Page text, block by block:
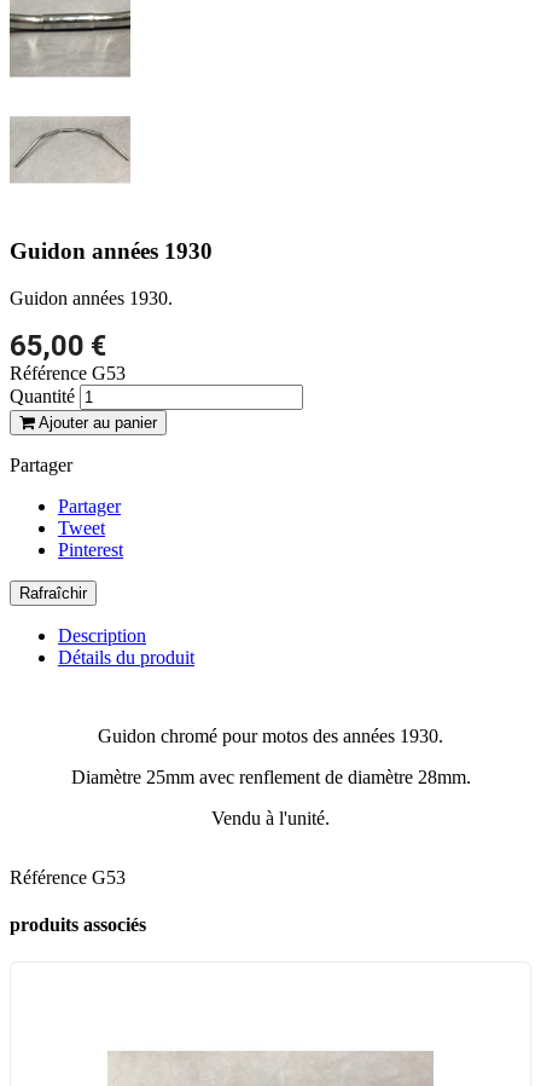
Guidon années 1930
Guidon années 1930.
65,00 €
Référence G53
Quantité
Ajouter au panier
Partager
Partager
Tweet
Pinterest
Description
Détails du produit
Guidon chromé pour motos des années 1930.
Diamètre 25mm avec renflement de diamètre 28mm.
Vendu à l'unité.
Référence G53
produits associés